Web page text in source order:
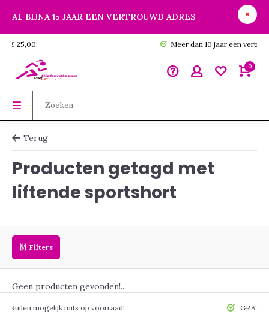
AL BIJNA 15 JAAR EEN VERTROUWD ADRES
GRATIS verzending vanaf € 25,00!
0
Terug
Producten getagd met
liftende sportshort
Filters
Geen producten gevonden!...
mogelijk mits op voorraad! GRATIS